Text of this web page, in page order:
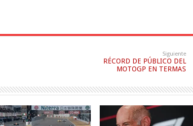
Siguiente
RÉCORD DE PÚBLICO DEL
MOTOGP EN TERMAS